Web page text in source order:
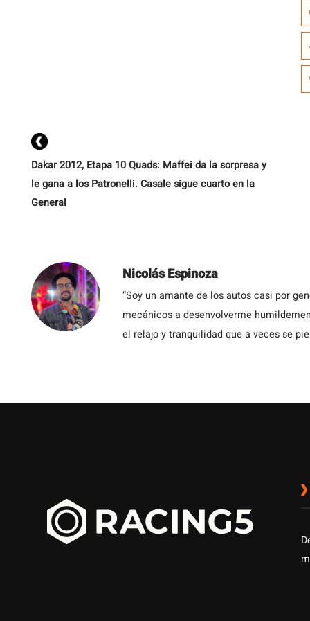
Dakar 2012, Etapa 10 Quads: Maffei da la sorpresa y
le gana a los Patronelli. Casale sigue cuarto en la
General
Nicolás Espinoza
“Soy un amante de los autos casi por
mecánicos a desenvolverme
el relajo y tranquilidad que a veces se